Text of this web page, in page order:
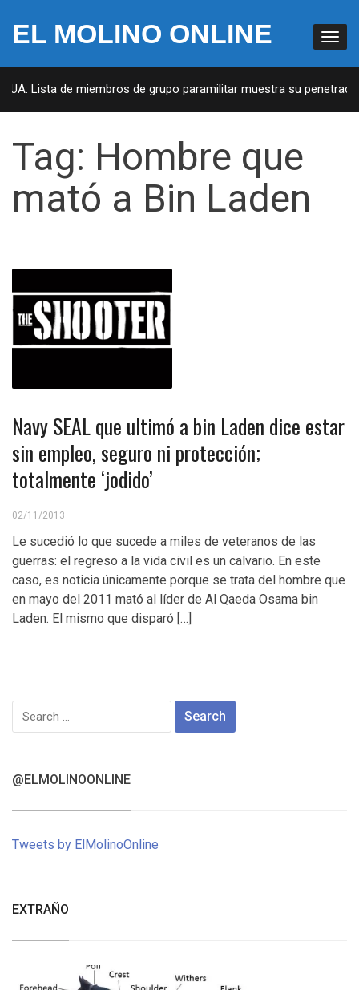
EL MOLINO ONLINE
Lista de miembros de grupo paramilitar muestra su
Tag: Hombre que
mató a Bin Laden
Navy SEAL que ultimó a bin Laden dice estar
sin empleo, seguro ni protección;
totalmente ‘jodido’
02/11/2013
Le sucedió lo que sucede a miles de veteranos de las
guerras: el regreso a la vida civil es un calvario. En este
caso, es noticia únicamente porque se trata del hombre que
en mayo del 2011 mató al líder de Al Qaeda Osama bin
Laden. El mismo que disparó […]
Search
for:
@ELMOLINOONLINE
Tweets by ElMolinoOnline
EXTRAÑO